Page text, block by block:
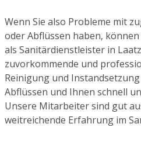
Wenn Sie also Probleme mit
oder Abflüssen haben,
als Sanitärdienstleister in
zuvorkommende und
Reinigung und
Abflüssen und Ihnen schnell
Unsere Mitarbeiter sind gut
weitreichende Erfahrung im